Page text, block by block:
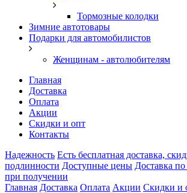
Тормозные колодки
Зимние автотовары
Подарки для автомобилистов
Женщинам - автолюбителям
Главная
Доставка
Оплата
Акции
Скидки и опт
Контакты
Надежность Есть бесплатная доставка,
подлинности Доступные цены Доставка
при получении
Главная Доставка Оплата Акции Скидки и